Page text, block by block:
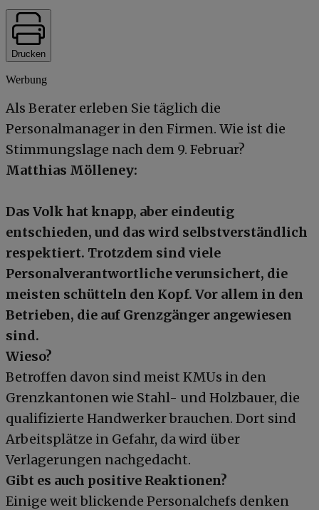
Drucken
Werbung
Als Berater erleben Sie täglich die
Personalmanager in den Firmen. Wie ist die
Stimmungslage nach dem 9. Februar?
Matthias Mölleney:
Das Volk hat knapp, aber eindeutig
entschieden, und das wird selbstverständlich
respektiert. Trotzdem sind viele
Personalverantwortliche verunsichert, die
meisten schütteln den Kopf. Vor allem in den
Betrieben, die auf Grenzgänger angewiesen
sind.
Wieso?
Betroffen davon sind meist KMUs in den
Grenzkantonen wie Stahl- und Holzbauer, die
qualifizierte Handwerker brauchen. Dort sind
Arbeitsplätze in Gefahr, da wird über
Verlagerungen nachgedacht.
Gibt es auch positive Reaktionen?
Einige weit blickende Personalchefs denken